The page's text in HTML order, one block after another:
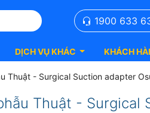
1900 633
DỊCH VỤ KHÁC KHÁCH
Thuật - Surgical Suction adapter
Thuật - Surgical